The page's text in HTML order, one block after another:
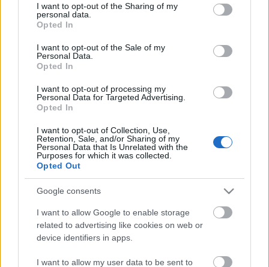
not limited to your visit or usage behaviour. You may click to
grant or deny consent to Google and its third-party tags to
use your data for below specified purposes in below Google
consent section.
I want to opt-out of the Sharing of my
personal data.
Opted In
I want to opt-out of the Sale of my
Personal Data.
Opted In
I want to opt-out of processing my
Personal Data for Targeted Advertising.
Opted In
I want to opt-out of Collection, Use,
Retention, Sale, and/or Sharing of my
Personal Data that Is Unrelated with the
Purposes for which it was collected.
Opted Out
Google consents
I want to allow Google to enable storage
related to advertising like cookies on web or
device identifiers in apps.
I want to allow my user data to be sent to
Bíít - SZFE (Ódry Színpad)
vendég_•2011. január 04.
Mondhatjuk, hogy Beatles-rajongó vagyok, és akkor
nagyon óvatosan fogalmaztunk. Ezért aztán a
meglepetésprogramot szervező színházpartnerem
jól tette, hogy az Ódry Színpad felé tartva nem árulta
el nekem, hogy egy és háromnegyed órán keresztül
Beatles-dalokat előadó színművészetiseket fogunk